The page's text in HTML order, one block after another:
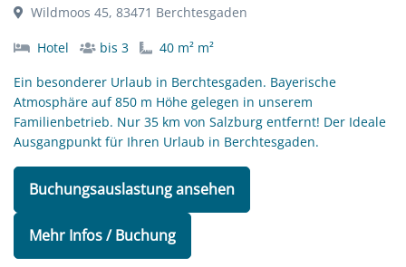
Wildmoos 45, 83471 Berchtesgaden
Hotel bis 3
40 m² m²
Ein besonderer Urlaub in Berchtesgaden. Bayerische
Atmosphäre auf 850 m Höhe gelegen in unserem
Familienbetrieb. Nur 35 km von Salzburg entfernt! Der Ideale
Ausgangpunkt für Ihren Urlaub in Berchtesgaden.
Buchungsauslastung ansehen
Mehr Infos / Buchung